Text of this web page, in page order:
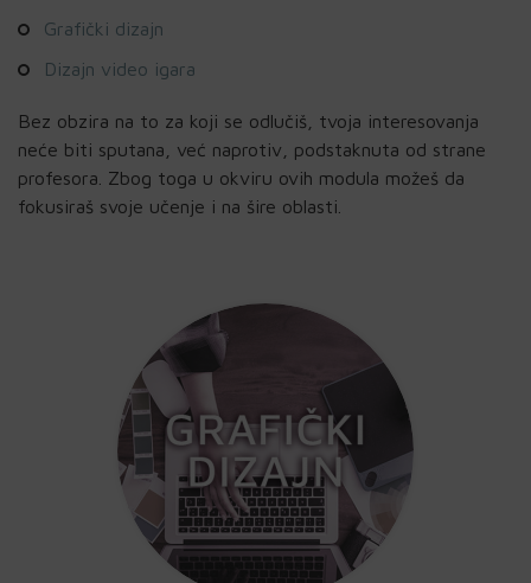
Grafički dizajn
Dizajn video igara
Bez obzira na to za koji se odlučiš, tvoja interesovanja
neće biti sputana, već naprotiv, podstaknuta od strane
profesora. Zbog toga u okviru ovih modula možeš da
fokusiraš svoje učenje i na šire oblasti.